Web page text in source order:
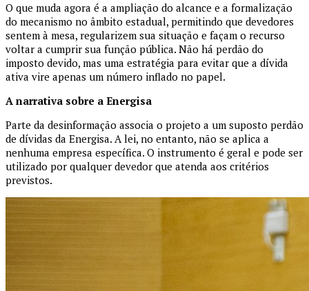
O que muda agora é a ampliação do alcance e a formalização
do mecanismo no âmbito estadual, permitindo que devedores
sentem à mesa, regularizem sua situação e façam o recurso
voltar a cumprir sua função pública. Não há perdão do
imposto devido, mas uma estratégia para evitar que a dívida
ativa vire apenas um número inflado no papel.
A narrativa sobre a Energisa
Parte da desinformação associa o projeto a um suposto perdão
de dívidas da Energisa. A lei, no entanto, não se aplica a
nenhuma empresa específica. O instrumento é geral e pode ser
utilizado por qualquer devedor que atenda aos critérios
previstos.